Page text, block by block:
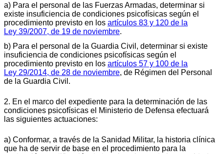
a) Para el personal de las Fuerzas Armadas, determinar si
existe insuficiencia de condiciones psicofísicas según el
procedimiento previsto en los artículos 83 y 120 de la
Ley 39/2007, de 19 de noviembre.
b) Para el personal de la Guardia Civil, determinar si existe
insuficiencia de condiciones psicofísicas según el
procedimiento previsto en los artículos 57 y 100 de la
Ley 29/2014, de 28 de noviembre, de Régimen del Personal
de la Guardia Civil.
2. En el marco del expediente para la determinación de las
condiciones psicofísicas el Ministerio de Defensa efectuará
las siguientes actuaciones:
a) Conformar, a través de la Sanidad Militar, la historia clínica
que ha de servir de base en el procedimiento para la